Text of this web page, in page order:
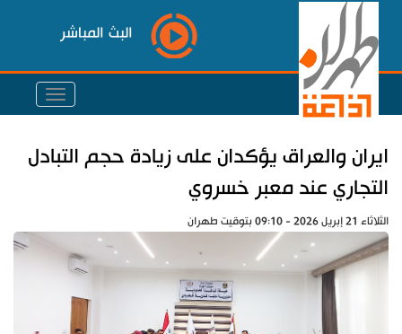
البث المباشر
ايران والعراق يؤكدان على زيادة حجم التبادل
التجاري عند معبر خسروي
الثلاثاء 21 إبريل 2026 - 09:10 بتوقيت طهران